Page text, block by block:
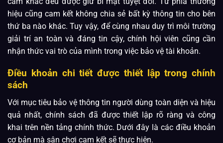
hiệu cũng cam kết không chia sẻ bất kỳ thông tin cho bên
thứ ba nào khác. Tuy vậy, để cùng nhau duy trì môi trường
giải trí an toàn và đáng tin cậy, chính hội viên cũng cần
nhận thức vai trò của mình trong việc bảo vệ tài khoản.
Điều khoản chi tiết được thiết lập trong chính
sách
Với mục tiêu bảo vệ thông tin người dùng toàn diện và hiệu
quả nhất, chính sách đã được thiết lập rõ ràng và công
khai trên nền tảng chính thức. Dưới đây là các điều khoản
cơ bản mà sân chơi cam kết sẽ thực hiện.